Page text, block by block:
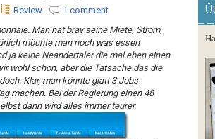
Review
1 comment
Man hat brav seine Miete, Strom,
möchte man noch was essen
ja keine Neandertaler die mal eben einen
wohl schon, aber die Tatsache das die
Klar, man könnte glatt 3 Jobs
machen. Bei der Regierung einen 48
dann wird alles immer teurer.